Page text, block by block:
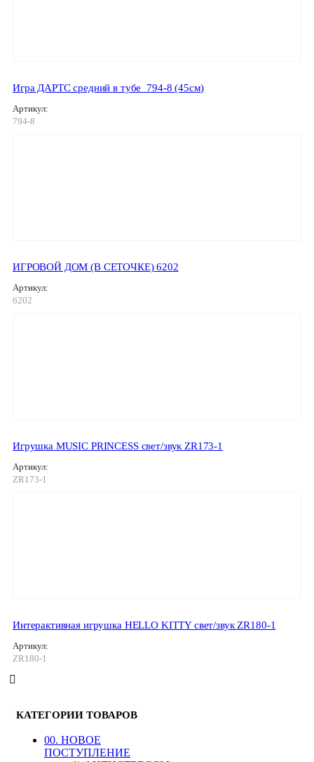
Игра ДАРТС средний в тубе_794-8 (45см)
Артикул:
794-8
ИГРОВОЙ ДОМ (В СЕТОЧКЕ) 6202
Артикул:
6202
Игрушка MUSIC PRINCESS свет/звук ZR173-1
Артикул:
ZR173-1
Интерактивная игрушка HELLO KITTY свет/звук ZR180-1
Артикул:
ZR180-1
КАТЕГОРИИ ТОВАРОВ
00. HОВОЕ
ПОСТУПЛЕНИЕ